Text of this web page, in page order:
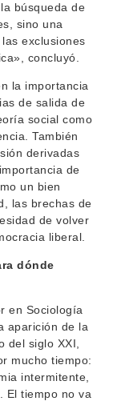
búsqueda de
sino una
exclusiones
concluyó.
la importancia
de salida de
social como
También
derivadas
de
un bien
las brechas de
de volver
liberal.
dónde
en Sociología
aparición de la
del siglo XXI,
mucho tiempo:
intermitente,
El tiempo no va